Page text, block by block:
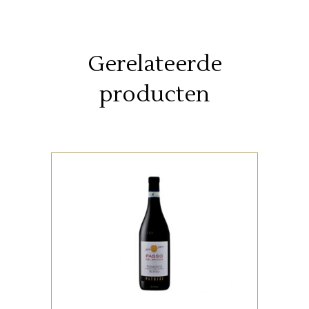
Gerelateerde
producten
ITALIAANSE FAVORIETEN
RODE WIJNEN
In de neus een intens bouquet,
met geuren van viooltjes en
primula, die doen denken aan